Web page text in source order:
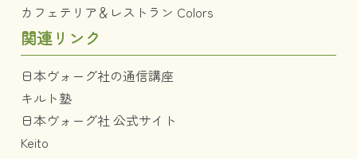
カフェテリア＆レストラン Colors
関連リンク
日本ヴォーグ社の通信講座
キルト塾
日本ヴォーグ社 公式サイト
Keito